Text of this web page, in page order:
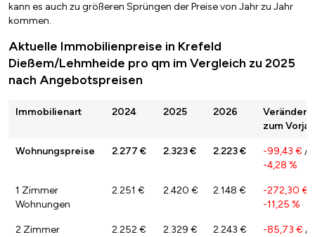
kann es auch zu größeren Sprüngen der Preise von Jahr zu Jahr
kommen.
Aktuelle Immobilienpreise in Krefeld
Dießem/Lehmheide pro qm im Vergleich zu 2025
nach Angebotspreisen
Immobilienart 2024 2025 2026
zum
Wohnungspreise 2.277 € 2.323 € 2.223 € -99,43 € /
-4,28 %
1 Zimmer
Wohnungen
2.251 € 2.420 € 2.148 € -272,30 €
-11,25 %
2 Zimmer
2.252 € 2.329 € 2.243 € -85,73 € /